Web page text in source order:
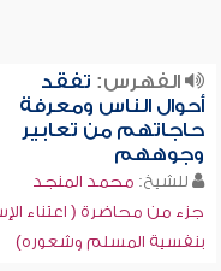
الفهرس: تفقد
أحوال الناس ومعرفة
حاجاتهم من تعابير
وجوههم
للشيخ: محمد المنجد
جزء من محاضرة ( اعتناء
بنفسية المسلم وشعوره)